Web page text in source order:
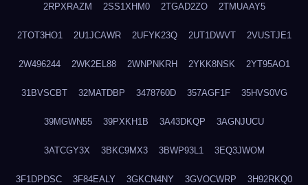
2RPXRAZM 2SS1XHM0 2TGAD2ZO 2TMUAAY5
2TOT3HO1 2U1JCAWR 2UFYK23Q 2UT1DWVT 2VUSTJE1
2W496244 2WK2EL88 2WNPNKRH 2YKK8NSK 2YT95AO1
31BVSCBT 32MATDBP 3478760D 357AGF1F 35HVS0VG
39MGWN55 39PXKH1B 3A43DKQP 3AGNJUCU
3ATCGY3X 3BKC9MX3 3BWP93L1 3EQ3JWOM
3F1DPDSC 3F84EALY 3GKCN4NY 3GVOCWRP 3H92RKQ0